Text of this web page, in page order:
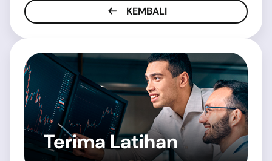
KEMBALI
Terima Latihan